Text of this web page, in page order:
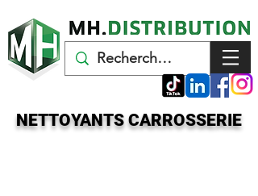
NETTOYANTS CARROSSERIE